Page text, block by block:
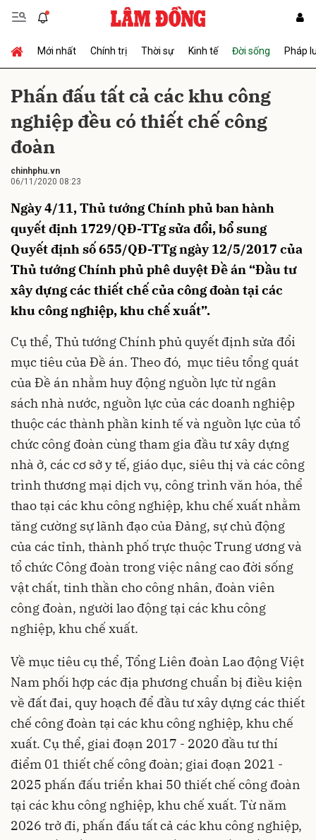
Mới nhất Chính trị Thời sự Kinh tế Đời sống Pháp
Phấn đấu tất cả các khu công
nghiệp đều có thiết chế công
đoàn
chinhphu.vn
06/11/2020 08:23
Ngày 4/11, Thủ tướng Chính phủ ban hành
quyết định 1729/QĐ-TTg sửa đổi, bổ sung
Quyết định số 655/QĐ-TTg ngày 12/5/2017 của
Thủ tướng Chính phủ phê duyệt Đề án “Đầu tư
xây dựng các thiết chế của công đoàn tại các
khu công nghiệp, khu chế xuất”.
Cụ thể, Thủ tướng Chính phủ quyết định sửa đổi
mục tiêu của Đề án. Theo đó, mục tiêu tổng quát
của Đề án nhằm huy động nguồn lực từ ngân
sách nhà nước, nguồn lực của các doanh nghiệp
thuộc các thành phần kinh tế và nguồn lực của tổ
chức công đoàn cùng tham gia đầu tư xây dựng
nhà ở, các cơ sở y tế, giáo dục, siêu thị và các công
trình thương mại dịch vụ, công trình văn hóa, thể
thao tại các khu công nghiệp, khu chế xuất nhằm
tăng cường sự lãnh đạo của Đảng, sự chủ động
của các tỉnh, thành phố trực thuộc Trung ương và
tổ chức Công đoàn trong việc nâng cao đời sống
vật chất, tinh thần cho công nhân, đoàn viên
công đoàn, người lao động tại các khu công
nghiệp, khu chế xuất.
Về mục tiêu cụ thể, Tổng Liên đoàn Lao động Việt
Nam phối hợp các địa phương chuẩn bị điều kiện
về đất đai, quy hoạch để đầu tư xây dựng các thiết
chế công đoàn tại các khu công nghiệp, khu chế
xuất. Cụ thể, giai đoạn 2017 - 2020 đầu tư thí
điểm 01 thiết chế công đoàn; giai đoạn 2021 -
2025 phấn đấu triển khai 50 thiết chế công đoàn
tại các khu công nghiệp, khu chế xuất. Từ năm
2026 trở đi, phấn đấu tất cả các khu công nghiệp,
Gửi bình luận
Hủy Gửi